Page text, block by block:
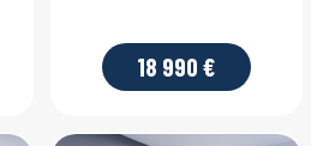
18 990 €